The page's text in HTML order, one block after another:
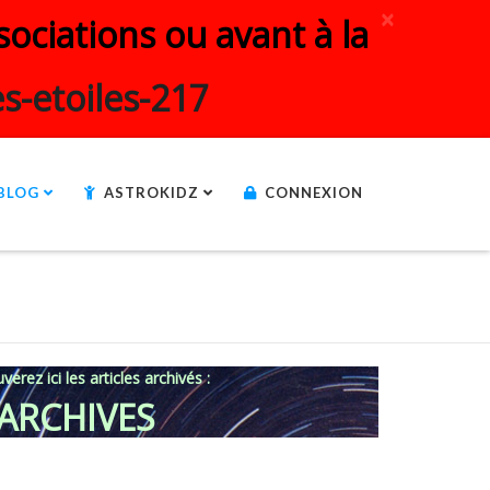
×
ou avant à la
etoiles-217
ASTROKIDZ CONNEXION
ici les articles archivés :